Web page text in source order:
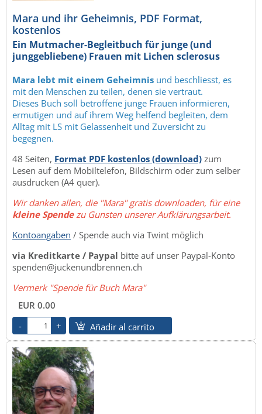
Mara und ihr Geheimnis, PDF Format,
kostenlos
Ein Mutmacher-Begleitbuch für junge (und
junggebliebene) Frauen mit Lichen sclerosus
Mara lebt mit einem Geheimnis und beschliesst, es
mit den Menschen zu teilen, denen sie vertraut.
Dieses Buch soll betroffene junge Frauen informieren,
ermutigen und auf ihrem Weg helfend begleiten, dem
Alltag mit LS mit Gelassenheit und Zuversicht zu
begegnen.
48 Seiten, Format PDF kostenlos (download) zum
Lesen auf dem Mobiltelefon, Bildschirm oder zum selber
ausdrucken (A4 quer).
Wir danken allen, die "Mara" gratis downloaden, für eine
kleine Spendezu Gunsten unserer Aufklärungsarbeit.
Kontoangaben / Spende auch via Twint möglich
via Kreditkarte / Paypal bitte auf unser Paypal-Konto
spenden@juckenundbrennen.ch
Vermerk "Spende für Buch Mara"
EUR 0.00
Añadir al carrito